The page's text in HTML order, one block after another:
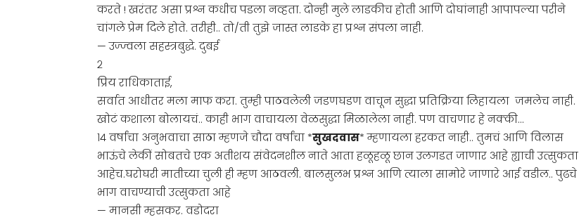
करते ! खरंतर असा प्रश्न कधीच पडला नव्हता. दोन्ही मुले लाडकीच होती आणि दोघांनाही आपापल्या परीने
चांगले प्रेम दिले होते. तरीही.. तो/ती तुझे जास्त लाडके हा प्रश्न संपला नाही.
— उज्ज्वला सहस्त्रबुद्धे. दुबई
२
प्रिय राधिकाताई,
सर्वात आधीतर मला माफ करा. तुम्ही पाठवलेली जडणघडण वाचून सुद्धा प्रतिक्रिया लिहायला जमलेच नाही.
खोटं कशाला बोलायचं.. काही भाग वाचायला वेळसुद्धा मिळालेला नाही. पण वाचणार हे नक्की…
१४ वर्षांचा अनुभवाचा साठा म्हणजे चौदा वर्षांचा *सुखदवास* म्हणायला हरकत नाही.. तुमचं आणि विलास
भाऊंचे लेकीं सोबतचे एक अतीशय संवेदनशील नाते आता हळूहळू छान उलगडत जाणार आहे ह्याची उत्सुकता
आहेच.घरोघरी मातीच्या चुली ही म्हण आठवली. बालसुलभ प्रश्न आणि त्याला सामोरे जाणारे आई वडील.. पुढचे
भाग वाचण्याची उत्सुकता आहे
— मानसी म्हसकर. वडोदरा